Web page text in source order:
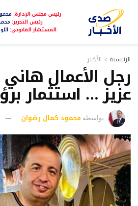
رئيس مجلس الإدارة:
رئيس التحرير:
المستشار القانوني:
الرئيسية الأخبار
رجل الأعمال
عزيز … استثمار
بواسطة محمود كمال رضوان